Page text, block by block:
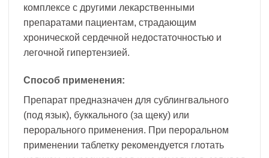
комплексе с другими лекарственными
препаратами пациентам, страдающим
хронической сердечной недостаточностью и
легочной гипертензией.
Способ применения:
Препарат предназначен для сублингвального
(под язык), буккального (за щеку) или
перорального применения. При пероральном
применении таблетку рекомендуется глотать